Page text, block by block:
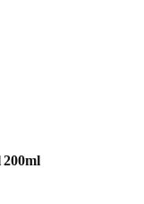
200ml